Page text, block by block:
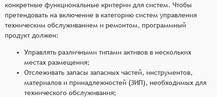
конкретные функциональные критерии для систем. Чтобы
претендовать на включение в категорию систем управления
техническим обслуживанием и ремонтом, программный
продукт должен:
Управлять различными типами активов в нескольких
местах размещения;
Отслеживать запасы запасных частей, инструментов,
материалов и принадлежностей (ЗИП), необходимых для
технического обслуживания;